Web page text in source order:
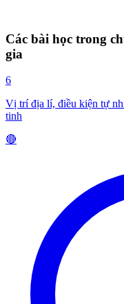
Các bài học trong
gia
6
Vị trí địa lí, điều kiện tự
tinh
🔴